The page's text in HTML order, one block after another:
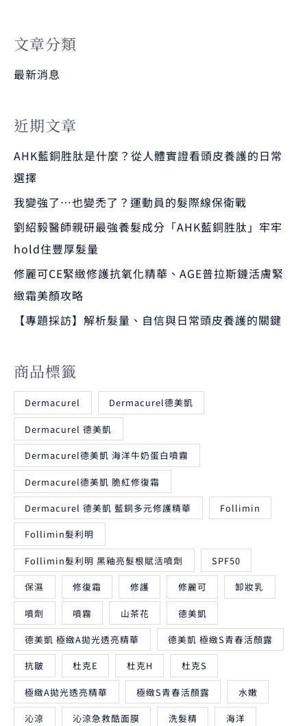
文章分類
最新消息
近期文章
AHK藍銅胜肽是什麼？從人體實證看頭皮養護的日常
選擇
我變強了…也變禿了？運動員的髮際線保衛戰
劉紹毅醫師親研最強養髮成分「AHK藍銅胜肽」牢牢
hold住豐厚髮量
修麗可CE緊緻修護抗氧化精華、AGE普拉斯鏈活膚緊
緻霜美顏攻略
【專題採訪】解析髮量、自信與日常頭皮養護的關鍵
商品標籤
Dermacurel Dermacurel德美凱
Dermacurel 德美凱
Dermacurel德美凱 海洋牛奶蛋白噴霧
Dermacurel德美凱 脆紅修復霜
Dermacurel 德美凱 藍銅多元修護精華 Follimin
Follimin髮利明
Follimin髮利明 黑釉亮髮根賦活噴劑 SPF50
保濕 修復霜 修護 修麗可 卸妝乳
噴劑 噴霧 山茶花 德美凱
德美凱 極緻A拋光透亮精華 德美凱 極緻S青春活顏露
抗皺 杜克E 杜克H 杜克S
極緻A拋光透亮精華 極緻S青春活顏露 水嫩
沁涼 沁涼急救酷面膜 洗髮精 海洋